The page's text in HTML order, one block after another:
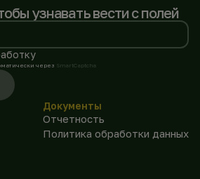
узнавать вести с полей
через SmartCaptcha
Документы
Отчетность
Политика обработки данных